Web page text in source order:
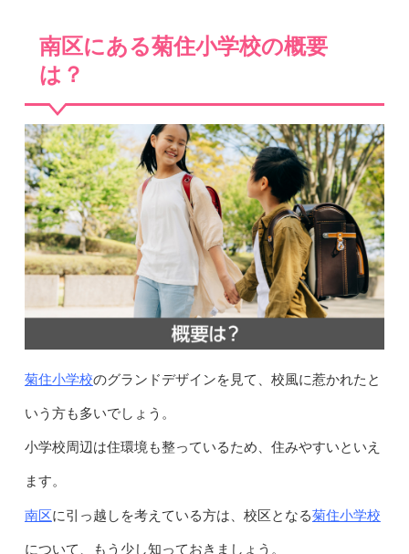
南区にある菊住小学校の概要
は？
菊住小学校のグランドデザインを見て、校風に惹かれたと
いう方も多いでしょう。
小学校周辺は住環境も整っているため、住みやすいといえ
ます。
南区に引っ越しを考えている方は、校区となる菊住小学校
について、もう少し知っておきましょう。